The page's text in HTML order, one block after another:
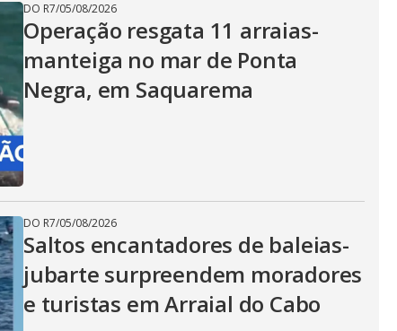
DO R7/05/08/2026
Operação resgata 11 arraias-
manteiga no mar de Ponta
Negra, em Saquarema
DO R7/05/08/2026
Saltos encantadores de baleias-
jubarte surpreendem moradores
e turistas em Arraial do Cabo